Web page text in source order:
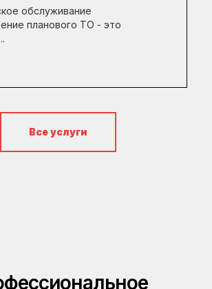
Все услуги
обслуживание
планового ТО - это